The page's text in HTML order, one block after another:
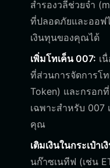
สำรองวลีช่วยจำ
ที่ปลอดภัยและออฟ
เงินทุนของคุณได้
เพิ่มโทเค็น 007: เ
ที่ส่วนการจัดการโ
Token) และกรอก
เฉพาะสำหรับ 007
คุณ
เติมเงินในกระเป๋า
นก๊าซเนทีฟ (เช่น